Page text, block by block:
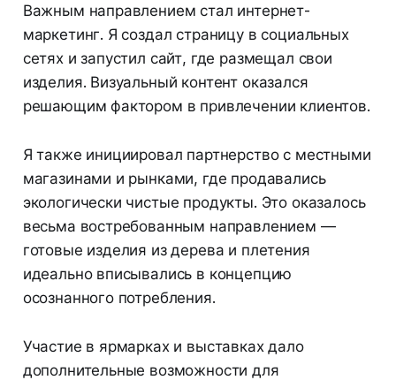
Важным направлением стал интернет-
маркетинг. Я создал страницу в социальных
сетях и запустил сайт, где размещал свои
изделия. Визуальный контент оказался
решающим фактором в привлечении клиентов.
Я также инициировал партнерство с местными
магазинами и рынками, где продавались
экологически чистые продукты. Это оказалось
весьма востребованным направлением —
готовые изделия из дерева и плетения
идеально вписывались в концепцию
осознанного потребления.
Участие в ярмарках и выставках дало
дополнительные возможности для